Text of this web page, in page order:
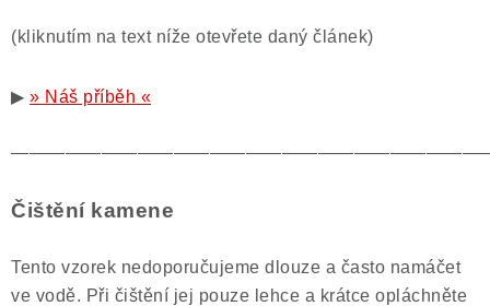
(kliknutím na text níže otevřete daný článek)
▶ » Náš příběh «
Čištění kamene
Tento vzorek nedoporučujeme dlouze a často namáčet
ve vodě. Při čištění jej pouze lehce a krátce opláchněte